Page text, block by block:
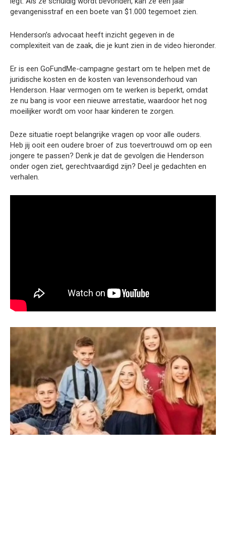
gevangenisstraf en een boete van $1.000 tegemoet zien.
Henderson’s advocaat heeft inzicht gegeven in de
complexiteit van de zaak, die je kunt zien in de video hieronder.
Er is een GoFundMe-campagne gestart om te helpen met de
juridische kosten en de kosten van levensonderhoud van
Henderson. Haar vermogen om te werken is beperkt, omdat
ze nu bang is voor een nieuwe arrestatie, waardoor het nog
moeilijker wordt om voor haar kinderen te zorgen.
Deze situatie roept belangrijke vragen op voor alle ouders.
Heb jij ooit een oudere broer of zus toevertrouwd om op een
jongere te passen? Denk je dat de gevolgen die Henderson
onder ogen ziet, gerechtvaardigd zijn? Deel je gedachten en
verhalen.